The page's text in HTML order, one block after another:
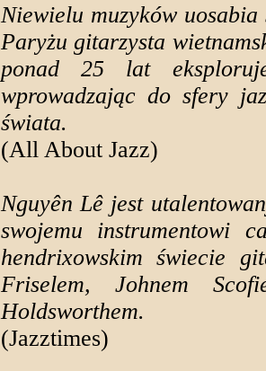
Niewielu muzyków
Paryżu gitarzysta
ponad 25 lat
wprowadzając do sfery
świata.
(All About Jazz)
Nguyên Lê jest
swojemu instrumentowi
hendrixowskim świecie
Friselem, Johnem
Holdsworthem.
(Jazztimes)